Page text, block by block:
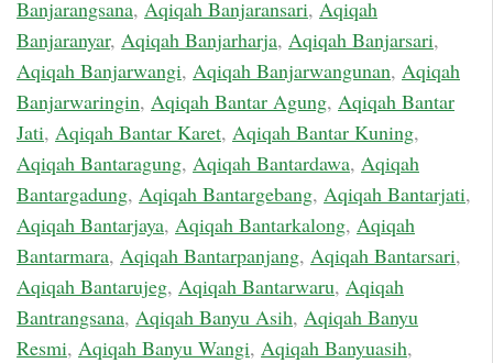
Banjarangsana, Aqiqah Banjaransari, Aqiqah
Banjaranyar, Aqiqah Banjarharja, Aqiqah Banjarsari,
Aqiqah Banjarwangi, Aqiqah Banjarwangunan, Aqiqah
Banjarwaringin, Aqiqah Bantar Agung, Aqiqah Bantar
Jati, Aqiqah Bantar Karet, Aqiqah Bantar Kuning,
Aqiqah Bantaragung, Aqiqah Bantardawa, Aqiqah
Bantargadung, Aqiqah Bantargebang, Aqiqah Bantarjati,
Aqiqah Bantarjaya, Aqiqah Bantarkalong, Aqiqah
Bantarmara, Aqiqah Bantarpanjang, Aqiqah Bantarsari,
Aqiqah Bantarujeg, Aqiqah Bantarwaru, Aqiqah
Bantrangsana, Aqiqah Banyu Asih, Aqiqah Banyu
Resmi, Aqiqah Banyu Wangi, Aqiqah Banyuasih,